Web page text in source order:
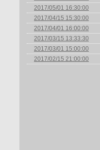
2017/05/01 16:30:00
2017/04/15 15:30:00
2017/04/01 16:00:00
2017/03/15 13:33:30
2017/03/01 15:00:00
2017/02/15 21:00:00